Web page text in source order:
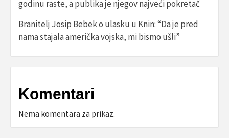
godinu raste, a publika je njegov najveći pokretač
Branitelj Josip Bebek o ulasku u Knin: “Da je pred
nama stajala američka vojska, mi bismo ušli”
Komentari
Nema komentara za prikaz.